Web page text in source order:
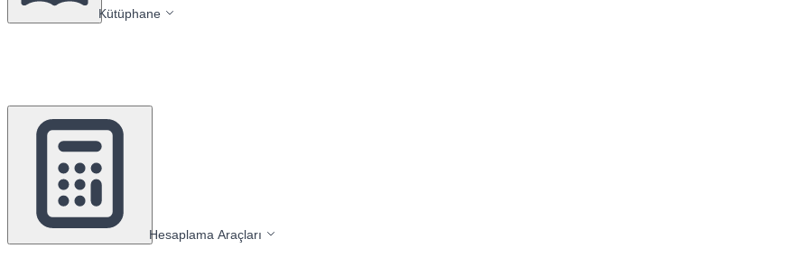
Kütüphane
Hesaplama Araçları